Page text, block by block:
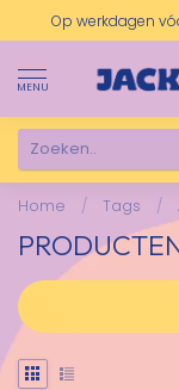
Op werkdagen
MENU
Home / Tags /